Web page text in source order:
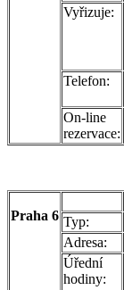
Vyřizuje:
Telefon:
On-line
rezervace:
Praha 6 Typ:
Adresa:
Úřední
hodiny: